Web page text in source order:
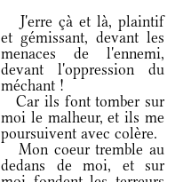
J'erre çà et là, plaintif
et gémissant, devant les
menaces de l'ennemi,
devant l'oppression du
méchant !
Car ils font tomber sur
moi le malheur, et ils me
poursuivent avec colère.
Mon coeur tremble au
dedans de moi, et sur